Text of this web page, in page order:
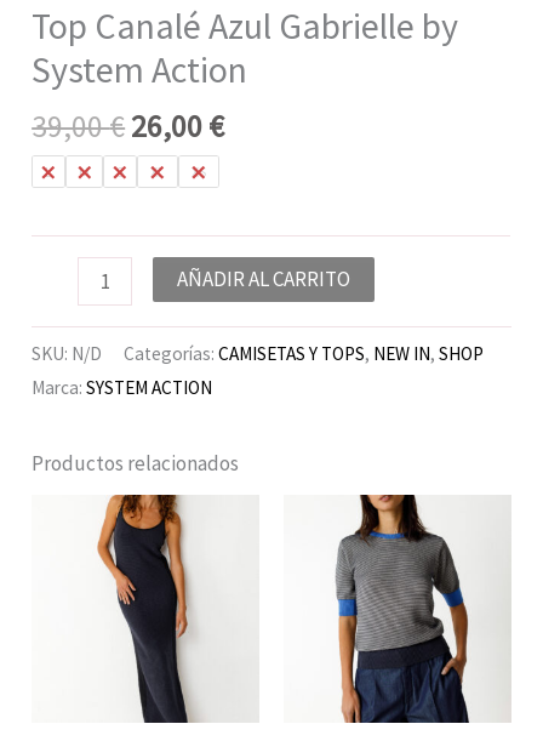
Top Canalé Azul Gabrielle by
System Action
39,00€26,00€
L M S XL XS
AÑADIR AL CARRITO
SKU: N/D Categorías:CAMISETAS Y TOPS, NEW IN,SHOP
Marca:SYSTEM ACTION
Productos relacionados
El
precio
original
era:
99,00 €.
El
precio
actual
es:
59,00 €.
El
precio
original
era:
85,00 €.
precio
actual
es:
49,00 €.